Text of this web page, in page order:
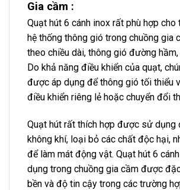
Gia cầm :
Quạt hút 6 cánh inox rất phù hợp
hệ thống thông gió trong chuồng gia
theo chiều dài, thông gió đường
Do khả năng điều khiển của quạt,
được áp dụng để thông gió tối thiểu
điều khiển riêng lẻ hoặc chuyển đổi
Quạt hút rất thích hợp được sử dụng
không khí, loại bỏ các chất độc hại,
để làm mát động vật. Quạt hút 6
dụng trong chuồng gia cầm được
bền và độ tin cậy trong các trường